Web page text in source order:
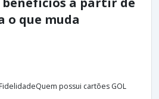
o que muda
possui cartões GOL